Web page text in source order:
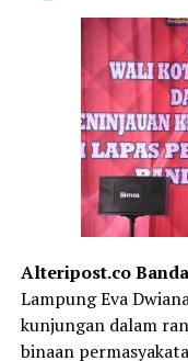
Alteripost.co
Lampung Eva
kunjungan dalam
binaan